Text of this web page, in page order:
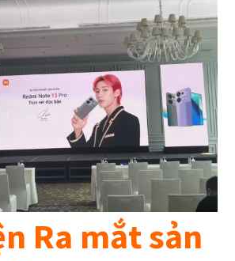
Ra mắt sản